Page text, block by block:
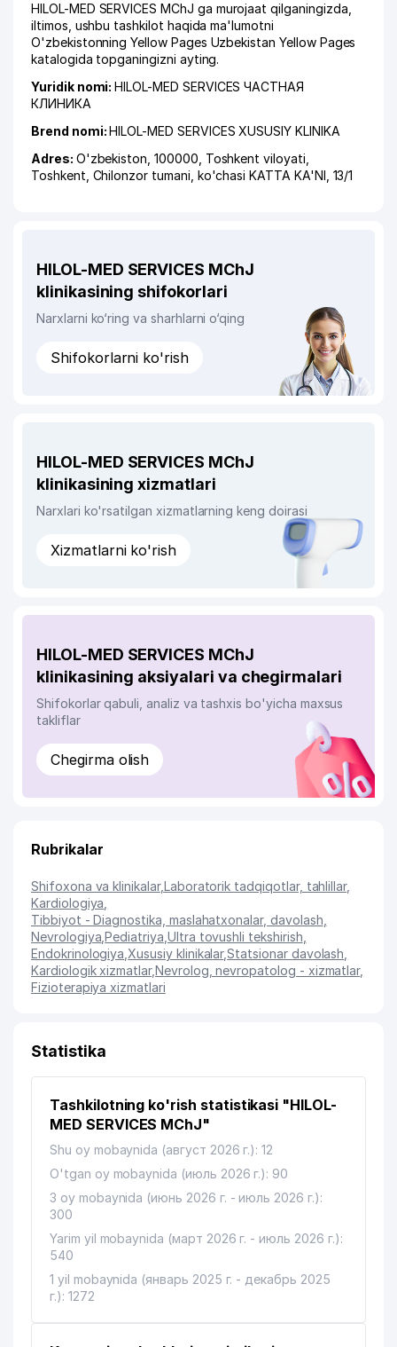
HILOL-MED SERVICES MChJ ga murojaat qilganingizda,
iltimos, ushbu tashkilot haqida ma'lumotni
O'zbekistonning Yellow Pages Uzbekistan Yellow Pages
katalogida topganingizni ayting.
Yuridik nomi:HILOL-MED SERVICES ЧАСТНАЯ
КЛИНИКА
Brend nomi:HILOL-MED SERVICES XUSUSIY KLINIKA
Adres: O'zbekiston, 100000, Toshkent viloyati
Toshkent Chilonzor tumani ko'chasi KATTA KA'NI , 13/1
HILOL-MED SERVICES MChJ
klinikasining shifokorlari
Narxlarni ko‘ring va sharhlarni o‘qing
Shifokorlarni ko'rish
HILOL-MED SERVICES MChJ
klinikasining xizmatlari
Narxlari ko'rsatilgan xizmatlarning keng doirasi
Xizmatlarni ko'rish
HILOL-MED SERVICES MChJ
klinikasining aksiyalari va chegirmalari
Shifokorlar qabuli, analiz va tashxis bo'yicha maxsus
takliflar
Chegirma olish
Rubrikalar
Shifoxona va klinikalar,Laboratorik tadqiqotlar, tahlillar,
Kardiologiya
Tibbiyot - Diagnostika, maslahatxonalar, davolash
Nevrologiya ,Pediatriya Ultra tovushli tekshirish
Endokrinologiya Xususiy klinikalar, Statsionar davolash
Kardiologik xizmatlar,Nevrolog, nevropatolog - xizmatlar,
Fizioterapiya xizmatlari
Statistika
Tashkilotning ko'rish statistikasi "HILOL-
MED SERVICES MChJ"
Shu oy mobaynida (август 2026 г.): 12
O'tgan oy mobaynida (июль 2026 г.): 90
3 oy mobaynida (июнь 2026 г. - июль 2026 г.):
300
Yarim yil mobaynida (март 2026 г. - июль 2026 г.):
540
1 yil mobaynida (январь 2025 г. - декабрь 2025
г.): 1272